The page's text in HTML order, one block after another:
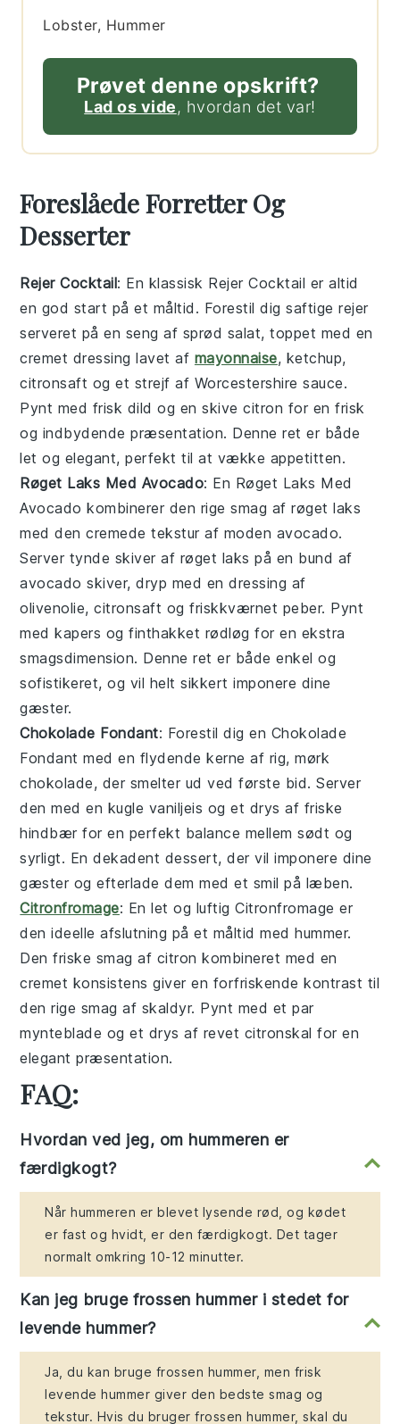
Lobster, Hummer
Prøvet denne opskrift?
Lad os vide, hvordan det var!
Foreslåede Forretter Og
Desserter
Rejer Cocktail: En klassisk Rejer Cocktail er altid
en god start på et måltid. Forestil dig saftige rejer
serveret på en seng af sprød salat, toppet med en
cremet dressing lavet af mayonnaise, ketchup,
citronsaft og et strejf af Worcestershire sauce.
Pynt med frisk dild og en skive citron for en frisk
og indbydende præsentation. Denne ret er både
let og elegant, perfekt til at vække appetitten.
Røget Laks Med Avocado: En Røget Laks Med
Avocado kombinerer den rige smag af røget laks
med den cremede tekstur af moden avocado.
Server tynde skiver af røget laks på en bund af
avocado skiver, dryp med en dressing af
olivenolie, citronsaft og friskkværnet peber. Pynt
med kapers og finthakket rødløg for en ekstra
smagsdimension. Denne ret er både enkel og
sofistikeret, og vil helt sikkert imponere dine
gæster.
Chokolade Fondant: Forestil dig en Chokolade
Fondant med en flydende kerne af rig, mørk
chokolade, der smelter ud ved første bid. Server
den med en kugle vaniljeis og et drys af friske
hindbær for en perfekt balance mellem sødt og
syrligt. En dekadent dessert, der vil imponere dine
gæster og efterlade dem med et smil på læben.
Citronfromage: En let og luftigCitronfromage er
den ideelle afslutning på et måltid med hummer.
Den friske smag af citron kombineret med en
cremet konsistens giver en forfriskende kontrast til
den rige smag af skaldyr. Pynt med et par
mynteblade og et drys af revet citronskal for en
elegant præsentation.
FAQ:
Hvordan ved jeg, om hummeren er
færdigkogt?
Når hummeren er blevet lysende rød, og kødet
er fast og hvidt, er den færdigkogt. Det tager
normalt omkring 10-12 minutter.
Kan jeg bruge frossen hummer i stedet for
levende hummer?
Ja, du kan bruge frossen hummer, men frisk
levende hummer giver den bedste smag og
tekstur. Hvis du bruger frossen hummer, skal du